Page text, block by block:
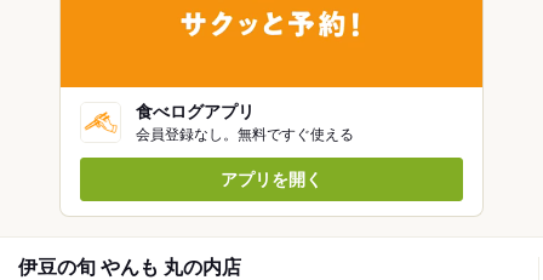
食べログアプリ
会員登録なし。無料ですぐ使える
アプリを開く
伊豆の旬 やんも 丸の内店